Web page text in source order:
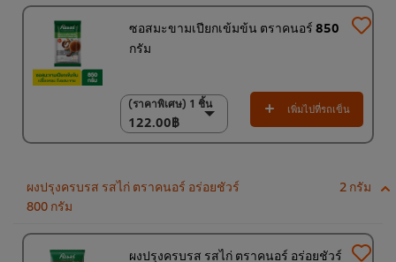
ซอสมะขามเปียกเข้มข้น ตราคนอร์ 850
กรัม
(ราคาพิเศษ) 1 ชิ้น
122.00฿
(ราคาพิเศษ) 1 ชิ้น
122.00฿
(ราคาพิเศษ) แพ็ค 9
1,100.00฿
เพิ่มไปที่รถเข็น
ผงปรุงครบรส รสไก่ ตราคนอร์ อร่อยชัวร์
800 กรัม
2 กรัม
ผงปรุงครบรส รสไก่ ตราคนอร์ อร่อยชัวร์